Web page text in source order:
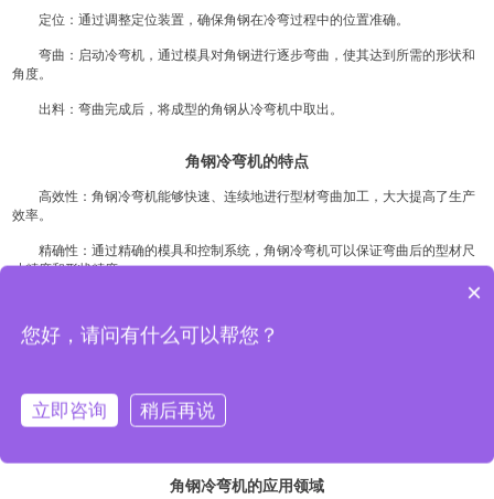
定位：通过调整定位装置，确保角钢在冷弯过程中的位置准确。
弯曲：启动冷弯机，通过模具对角钢进行逐步弯曲，使其达到所需的形状和
角度。
出料：弯曲完成后，将成型的角钢从冷弯机中取出。
角钢冷弯机的特点
高效性：角钢冷弯机能够快速、连续地进行型材弯曲加工，大大提高了生产
效率。
精确性：通过精确的模具和控制系统，角钢冷弯机可以保证弯曲后的型材尺
寸精度和形状精度。
型材的弯曲加工。
操作简便：角钢冷弯机的操作相对简单，经过培训的操作人员可以快速上
手。
角钢冷弯机的应用领域
×
您好，请问有什么可以帮您？
立即咨询 稍后再说